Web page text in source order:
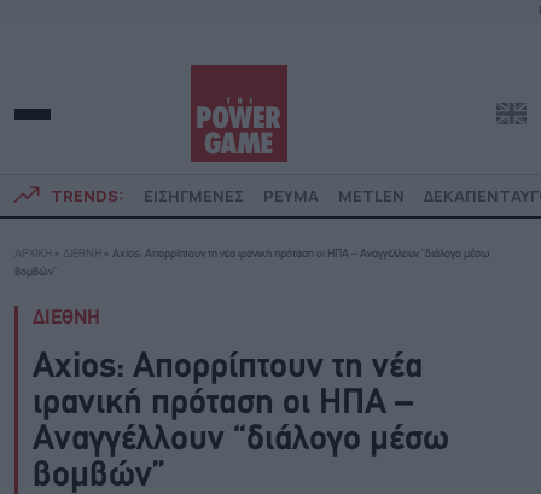
TRENDS: ΕΙΣΗΓΜΕΝΕΣ ΡΕΥΜΑ METLEN
ΑΡΧΙΚΗ » ΔΙΕΘΝΗ » Axios: Απορρίπτουν τη νέα ιρανική πρόταση οι ΗΠΑ – Αναγγέλλουν “διάλογο μέσω
βομβών”
ΔΙΕΘΝΗ
Axios: Απορρίπτουν τη νέα
ιρανική πρόταση οι ΗΠΑ –
Αναγγέλλουν “διάλογο μέσω
βομβών”